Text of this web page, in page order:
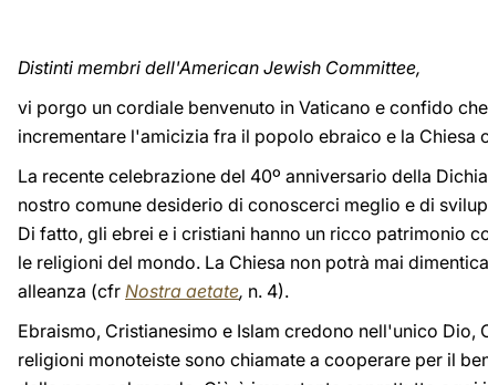
Distinti membri dell'American Jewish Committee,
vi porgo un cordiale benvenuto in Vaticano e confido
incrementare l'amicizia fra il popolo ebraico e la Chiesa
La recente celebrazione del 40º anniversario della
nostro comune desiderio di conoscerci meglio e di
Di fatto, gli ebrei e i cristiani hanno un ricco patrimonio
le religioni del mondo. La Chiesa non potrà mai
alleanza (cfr Nostra aetate, n. 4).
Ebraismo, Cristianesimo e Islam credono nell'unico
religioni monoteiste sono chiamate a cooperare per il